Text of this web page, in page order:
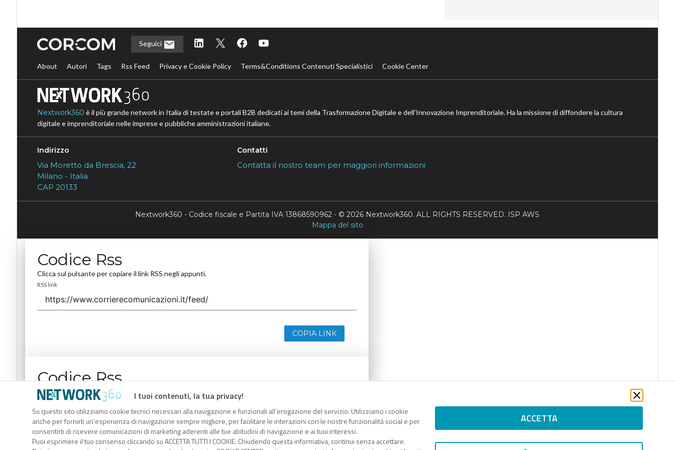
I tuoi contenuti, la tua privacy!
Su questo sito utilizziamo cookie tecnici necessari alla navigazione e funzionali all’erogazione del servizio. Utilizziamo i cookie
anche per fornirti un’esperienza di navigazione sempre migliore, per facilitare le interazioni con le nostre funzionalità social e per
consentirti di ricevere comunicazioni di marketing aderenti alle tue abitudini di navigazione e ai tuoi interessi.
Puoi esprimere il tuo consenso cliccando su ACCETTA TUTTI I COOKIE. Chiudendo questa informativa, continui senza accettare.
ACCETTA
Seguici
About Autori Tags Rss Feed Privacy e Cookie Policy Terms&Conditions Contenuti Specialistici Cookie Center
Nextwork360 è il più grande network in Italia di testate e portali B2B dedicati ai temi della Trasformazione Digitale e dell’Innovazione Imprenditoriale. Ha la missione di diffondere la cultura
digitale e imprenditoriale nelle imprese e pubbliche amministrazioni italiane.
Indirizzo
Via Moretto da Brescia, 22
Milano - Italia
CAP 20133
Contatti
Contatta il nostro team per maggiori informazioni
Nextwork360 - Codice fiscale e Partita IVA 13868590962 - © 2026 Nextwork360. ALL RIGHTS RESERVED. ISP AWS
Mappa del sito
Codice Rss
Clicca sul pulsante per copiare il link RSS negli appunti.
RSS link
COPIA LINK
Codice Rss
Clicca sul pulsante per copiare il link RSS negli appunti.
RSS link